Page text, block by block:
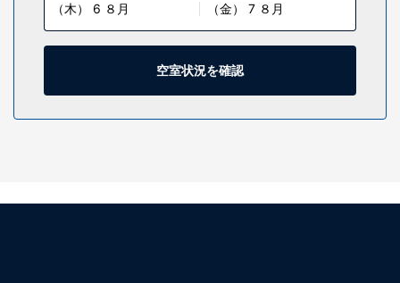
いいただけるほか、衛星放送の番組をご覧いただけます。シ
ャワーのある専用バスルームには、レインフォールシャワ
ー、バスアメニティ (無料)が備わっています。セーフティボ
ックス (ノートパソコン収納可能)、デスクの他に、市内通話
(無料)付きの電話をご利用いただけます。
施設
（木） 6 ８月 （金） 7 ８月
空室状況を確認